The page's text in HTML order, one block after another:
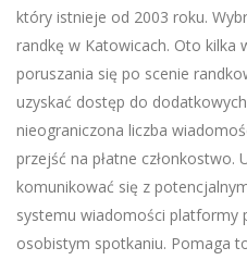
który istnieje od 2003 roku.
randkę w Katowicach. Oto kilka
poruszania się po scenie
uzyskać dostęp do
nieograniczona liczba
przejść na płatne członkostwo.
komunikować się z
systemu wiadomości platformy
osobistym spotkaniu. Pomaga